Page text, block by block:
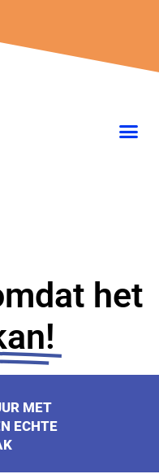
het
MET
ECHTE